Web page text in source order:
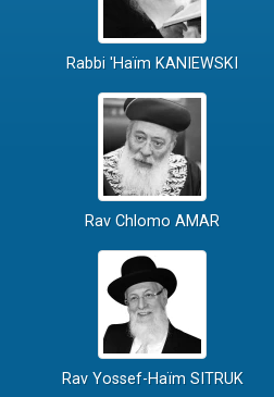
Rabbi 'Haïm KANIEWSKI
Rav Chlomo AMAR
Rav Yossef-Haïm SITRUK